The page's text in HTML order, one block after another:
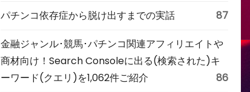
パチンコ依存症から脱け出すまでの実話 87
金融ジャンル･競馬･パチンコ関連アフィリエイトや
商材向け！Search Consoleに出る(検索された)キ
ーワード(クエリ)を1,062件ご紹介
86